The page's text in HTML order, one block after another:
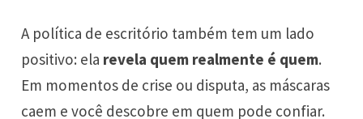
A política de escritório também tem um lado
positivo: ela revela quem realmente é quem.
Em momentos de crise ou disputa, as máscaras
caem e você descobre em quem pode confiar.